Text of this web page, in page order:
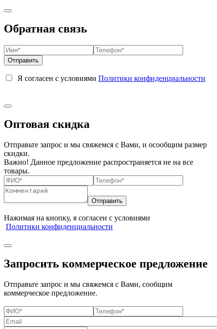
Обратная связь
Я согласен с условиями Политики конфиденциальности
Оптовая скидка
Отправьте запрос и мы свяжемся с Вами, и осообщим размер
скидки.
Важно! Данное предложение распространяется не на все
товары.
Нажимая на кнопку, я согласен с условиями
Политики конфиденциальности
Запросить коммерческое предложение
Отправьте запрос и мы свяжемся с Вами, сообщим
коммерческое предложение.